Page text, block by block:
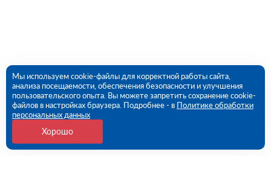
Мы используем cookie-файлы для корректной работы сайта,
анализа посещаемости, обеспечения безопасности и улучшения
пользовательского опыта. Вы можете запретить сохранение cookie-
файлов в настройках браузера. Подробнее - в Политике обработки
персональных данных
Хорошо